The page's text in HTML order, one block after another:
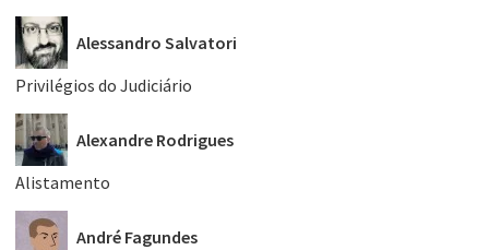
Alessandro Salvatori
Privilégios do Judiciário
Alexandre Rodrigues
Alistamento
André Fagundes